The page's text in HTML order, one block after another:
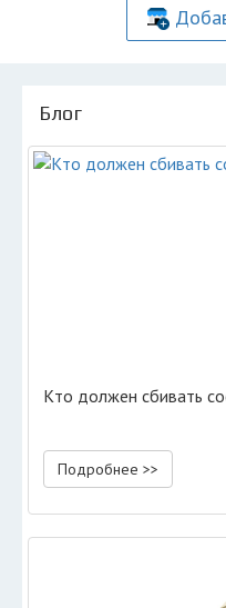
Блог
Кто должен сбивать
Подробнее >>